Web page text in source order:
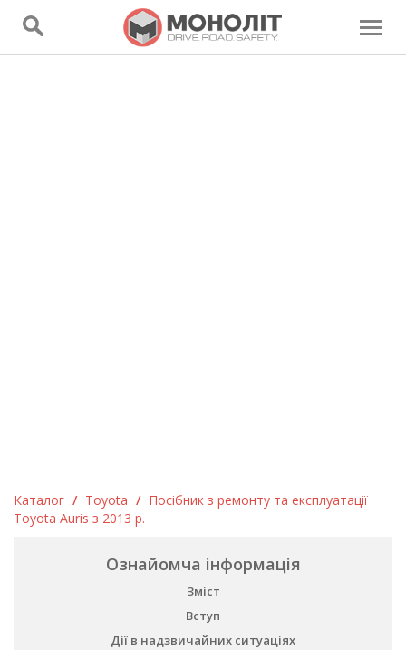
Каталог / Toyota / Посібник з ремонту та експлуатації
Toyota Auris з 2013 р.
Ознайомча інформація
Зміст
Вступ
Дії в надзвичайних ситуаціях